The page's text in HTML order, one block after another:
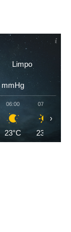
Limpo
mmHg
06:00
23°C
07:00
23°C
›